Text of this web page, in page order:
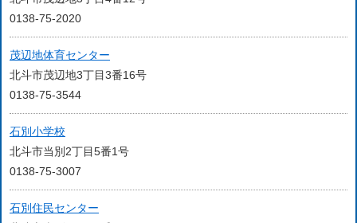
0138-75-2020
茂辺地体育センター
北斗市茂辺地3丁目3番16号
0138-75-3544
石別小学校
北斗市当別2丁目5番1号
0138-75-3007
石別住民センター